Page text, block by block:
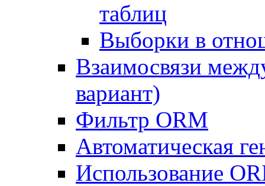
таблиц
Выборки в
Взаимосвязи
вариант)
Фильтр ORM
Автоматическая
Использование